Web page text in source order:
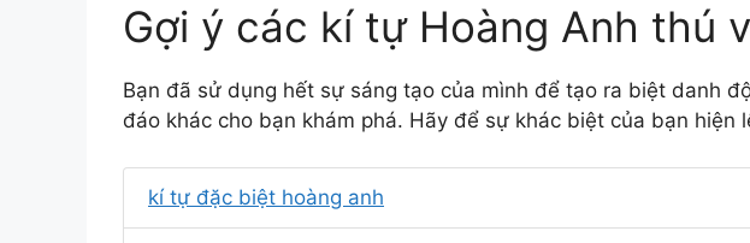
Gợi ý các kí tự Hoàng Anh thú
Bạn đã sử dụng hết sự sáng tạo của mình để tạo ra biệt danh
đáo khác cho bạn khám phá. Hãy để sự khác biệt của bạn hiện
kí tự đặc biệt hoàng anh